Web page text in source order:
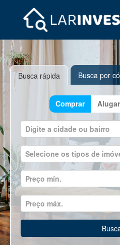
Busca rápida Busca por
Comprar Alugar